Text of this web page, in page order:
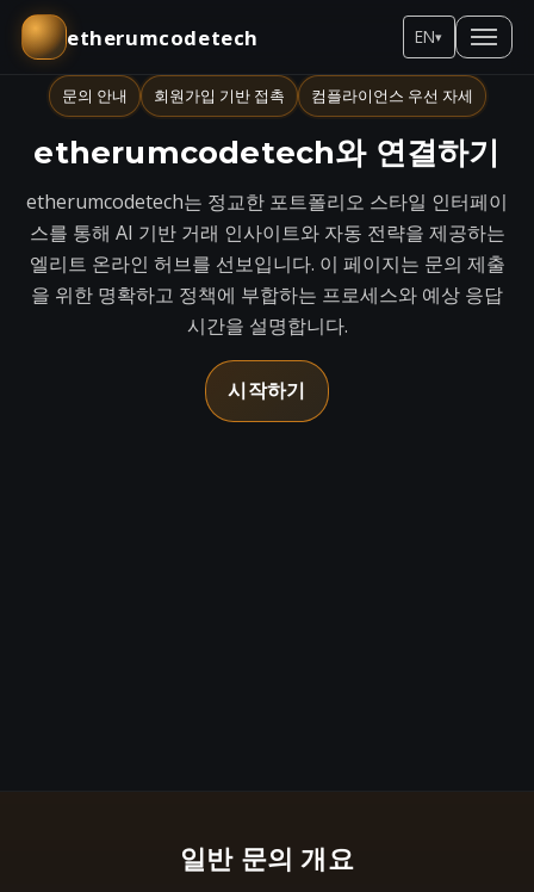
etherumcodetech EN▾
문의 안내 회원가입 기반 접촉 컴플라이언스 우선 자세
etherumcodetech와 연결하기
etherumcodetech는 정교한 포트폴리오 스타일 인터페이
스를 통해 AI 기반 거래 인사이트와 자동 전략을 제공하는
엘리트 온라인 허브를 선보입니다. 이 페이지는 문의 제출
을 위한 명확하고 정책에 부합하는 프로세스와 예상 응답
시간을 설명합니다.
시작하기
일반 문의 개요